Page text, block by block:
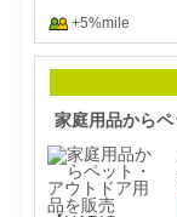
+5%mile